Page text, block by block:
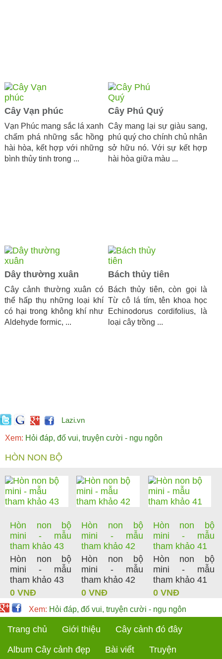
Cây Vạn phúc
Vạn Phúc mang sắc lá xanh
chấm phá những sắc hồng
hài hòa, kết hợp với những
bình thủy tinh trong ...
Cây Phú Quý
Cây mang lại sự giàu sang,
phú quý cho chính chủ nhân
sở hữu nó. Với sự kết hợp
hài hòa giữa màu ...
Dây thường xuân
Cây cảnh thường xuân có
thể hấp thụ những loại khí
có hại trong không khí như
Aldehyde formic, ...
Bách thủy tiên
Bách thủy tiên, còn gọi là
Từ cô lá tím, tên khoa học
Echinodorus cordifolius, là
loại cây trồng ...
Lazi.vn
Xem: Hỏi đáp, đố vui, truyện cười - ngụ ngôn
HÒN NON BỘ
Hòn non bộ
mini - mẫu
tham khảo 43
Hòn non bộ
mini - mẫu
tham khảo 43
0 VNĐ
Hòn non bộ
mini - mẫu
tham khảo 42
Hòn non bộ
mini - mẫu
tham khảo 42
0 VNĐ
Hòn non bộ
mini - mẫu
tham khảo 41
Hòn non bộ
mini - mẫu
tham khảo 41
0 VNĐ
Xem: Hỏi đáp, đố vui, truyện cười - ngụ ngôn
Trang chủ Giới thiệu Cây cảnh đó đây
Album Cây cảnh đẹp Bài viết Truyện